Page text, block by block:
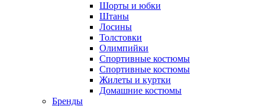
Шорты и юбки
Штаны
Лосины
Толстовки
Олимпийки
Спортивные костюмы
Спортивные костюмы
Жилеты и куртки
Домашние костюмы
Бренды